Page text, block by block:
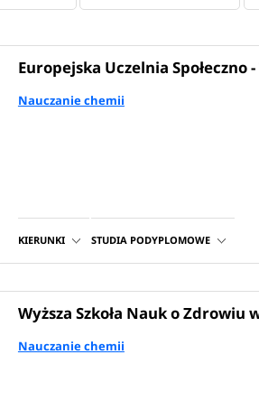
Europejska Uczelnia Społeczno
Nauczanie chemii
KIERUNKI STUDIA PODYPLOMOWE
Wyższa Szkoła Nauk o Zdrowiu
Nauczanie chemii